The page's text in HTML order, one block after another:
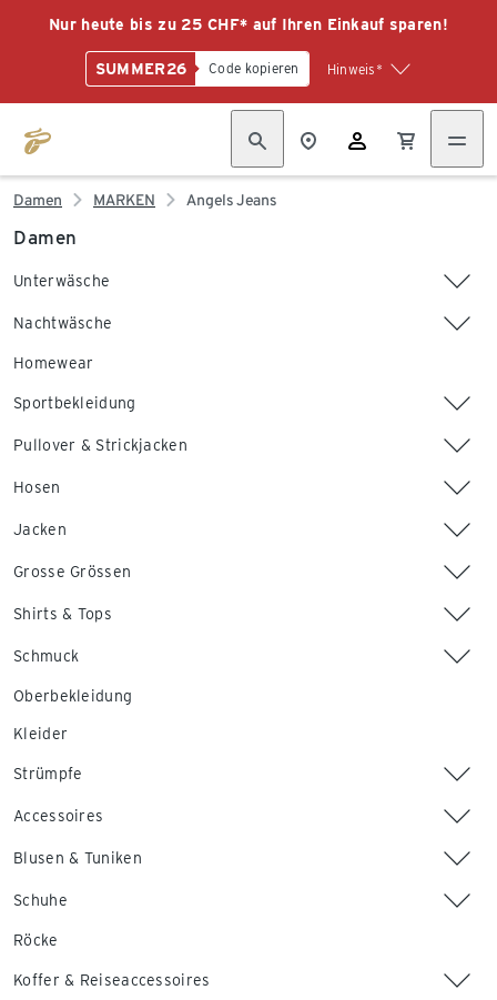
Nur heute bis zu 25 CHF* auf Ihren Einkauf sparen!
SUMMER26 Code kopieren Hinweis*
Damen MARKEN Angels Jeans
Damen
Unterwäsche
Nachtwäsche
Homewear
Sportbekleidung
Pullover & Strickjacken
Hosen
Jacken
Grosse Grössen
Shirts & Tops
Schmuck
Oberbekleidung
Kleider
Strümpfe
Accessoires
Blusen & Tuniken
Schuhe
Röcke
Koffer & Reiseaccessoires